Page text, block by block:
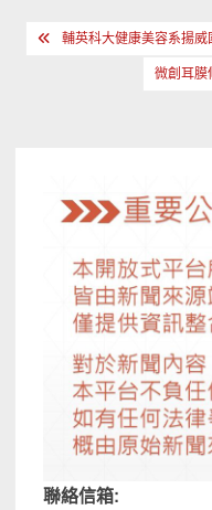
文 輔英科大健康美容系揚
微創耳膜
聯絡信箱: